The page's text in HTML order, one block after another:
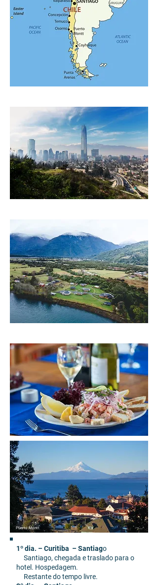
Puerto Montt
1º dia. – Curitiba – Santiago
Santiago, chegada e traslado para o
hotel. Hospedagem.
Restante do tempo livre.